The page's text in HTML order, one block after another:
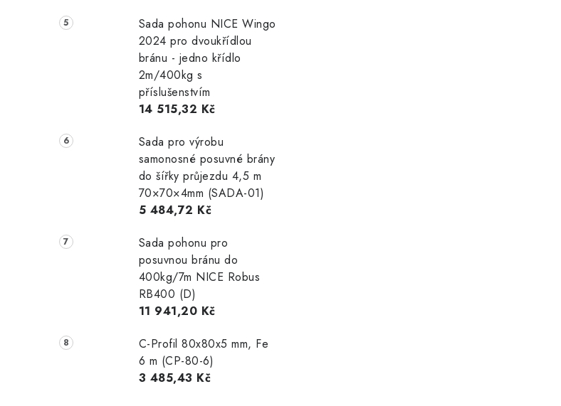
Sada pohonu NICE Wingo
2024 pro dvoukřídlou
bránu - jedno křídlo
2m/400kg s
příslušenstvím
14 515,32 Kč
Sada pro výrobu
samonosné posuvné brány
do šířky průjezdu 4,5 m
70×70×4mm (SADA-01)
5 484,72 Kč
Sada pohonu pro
posuvnou bránu do
400kg/7m NICE Robus
RB400 (D)
11 941,20 Kč
C-Profil 80x80x5 mm, Fe
6 m (CP-80-6)
3 485,43 Kč